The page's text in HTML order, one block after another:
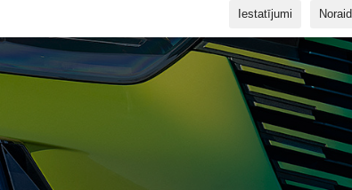
Iestatījumi